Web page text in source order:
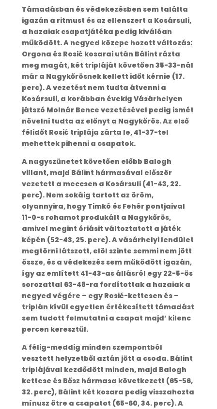
Támadásban és védekezésben sem találta
igazán a ritmust és az ellenszert a Kosársuli,
a hazaiak csapatjátéka pedig kiválóan
működött. A negyed közepe hozott változás:
Orgona és Rosić kosarai után Bálint rázta
meg magát, két tripláját követően 35-33-nál
már a Nagykőrösnek kellett időt kérnie (17.
perc). A vezetést nem tudta átvenni a
Kosársuli, a korábban évekig Vásárhelyen
játszó Molnár Bence vezetésével pedig ismét
növelni tudta az előnyt a Nagykőrös. Az első
félidőt Rosić triplája zárta le, 41-37-tel
mehettek pihenni a csapatok.
A nagyszünetet követően előbb Balogh
villant, majd Bálint hármasával először
vezetett a meccsen a Kosársuli (41-43, 22.
perc). Nem sokáig tartott az öröm,
olyannyira, hogy Timkó és Fehér pontjaival
11-0-s rohamot produkált a Nagykőrös,
amivel megint óriásit változtatott a játék
képén (52-43, 25. perc). A vásárhelyi lendület
megtörni látszott, elöl szinte semmi nem jött
össze, és a védekezés sem működött igazán,
így az említett 41-43-as állásról egy 22-5-ös
sorozattal 63-48-ra fordítottak a hazaiak a
negyed végére – egy Rosić-kettesen és –
triplán kívül egyetlen értékesített támadást
sem tudott felmutatni a csapat majd’ kilenc
percen keresztül.
A félig-meddig minden szempontból
vesztett helyzetből aztán jött a csoda. Bálint
triplájával kezdődött minden, majd Balogh
kettese és Bősz hármasa következett (65-56,
32. perc), Bálint két kosara pedig visszahozta
mínusz ötre a csapatot (65-60, 34. perc). A